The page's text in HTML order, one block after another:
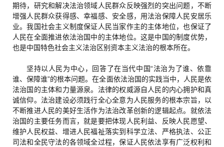
期待，研究和解决法治领域人民群众反映强烈的突出问题，不断
增强人民群众获得感、幸福感、安全感，用法治保障人民安居乐
业。我国社会主义制度保证人民当家作主的主体地位，也保证了
人民在全面推进依法治国中的主体地位。这是中国的制度优势，
也是中国特色社会主义法治区别资本主义法治的根本所在。
坚持以人民为中心，回答了在当代中国“法治为了谁、依靠
谁、保障谁”的根本问题。在全面依法治国的实践当中，人民是依
法治国的主体和力量源泉。法律的权威源自人民的内心拥护和真
诚信仰。法治建设必须践行全心全意为人民服务的根本宗旨，以
不断推进人民的美好生活作为法治改革创新的逻辑起点。就依法
治国的主要任务而言，就是要把体现人民利益、反映人民愿望、
维护人民权益、增进人民福祉落实到科学立法、严格执法、公正
司法和全民守法的各领域全过程，保证人民依法享有广泛权利和